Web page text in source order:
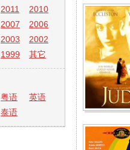
2011
2010
2007
2006
2003
2002
1999 其它
粤语
英语
泰语